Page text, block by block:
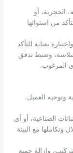
الحجرية، أو
من استوائها
بعناية للتأكد
وضبط تدفق
المرغوب.
وتوجيه العميل.
الصناعية، أو أي
وتكاملها مع البيئة
وإزالة جميع